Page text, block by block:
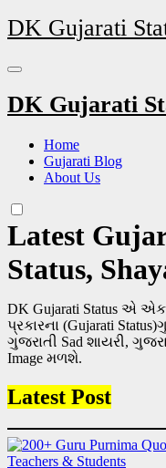
Skip
to
DK Gujarati
DK Gujarati
Home
Gujarati Blog
About Us
Latest
Status,
DK Gujarati Status એ
પ્રકારના (Gujarati
ગુજરાતી Sad શાયરી,
Image મળશે.
Latest Post